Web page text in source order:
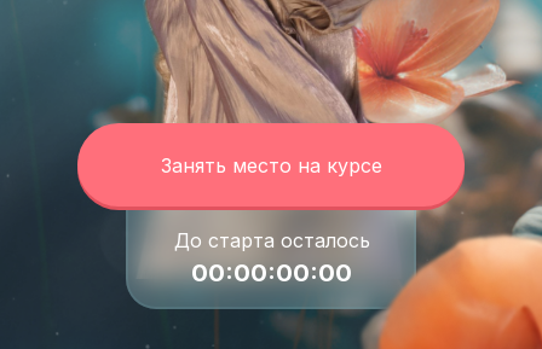
00:00:00:00
До старта осталось
Занять место на курсе